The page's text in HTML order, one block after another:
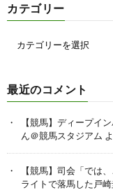
カテゴリー
最近のコメント
【競馬】ディープイ
ん＠競馬スタジアム
【競馬】司会「では
ライトで落馬した戸崎